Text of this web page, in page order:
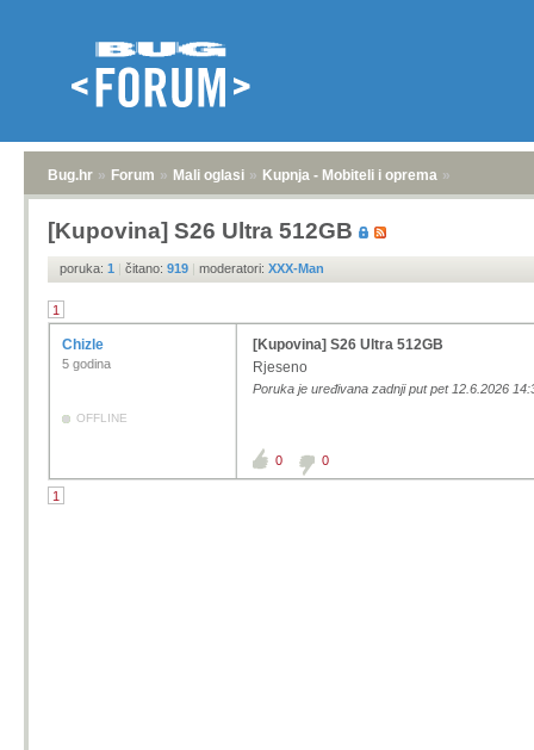
Bug.hr » Forum » Mali oglasi » Kupnja - Mobiteli i oprema »
[Kupovina] S26 Ultra 512GB
poruka: 1 | čitano: 919 | moderatori: XXX-Man
1
Chizle
5 godina
OFFLINE
[Kupovina] S26 Ultra 512GB
Rjeseno
Poruka je uređivana zadnji put pet 12.6.2026
0 0
1